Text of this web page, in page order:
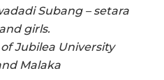
Subang – setara
girls.
Jubilea University
Malaka